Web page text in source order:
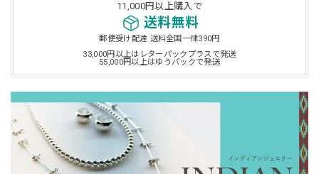
11,000円以上購入で
送料無料
郵便受け配達 送料全国一律390円
33,000円以上はレターパックプラスで発送
55,000円以上はゆうパックで発送